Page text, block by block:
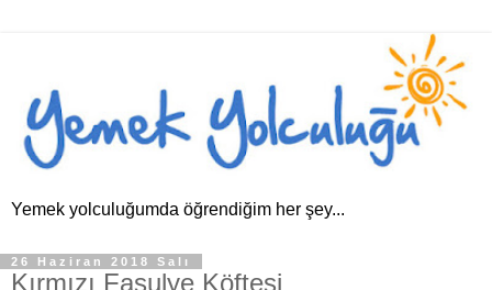
Yemek yolculuğumda öğrendiğim her şey...
26 Haziran 2018 Salı
Kırmızı Fasulye Köftesi